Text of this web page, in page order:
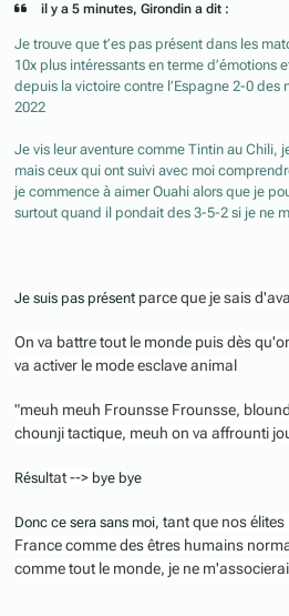
il y a 5 minutes, Girondin a dit :
Je trouve que t’es pas présent dans les
10x plus intéressants en terme d’émotions
depuis la victoire contre l’Espagne 2-0 des
2022
Je vis leur aventure comme Tintin au Chili,
mais ceux qui ont suivi avec moi
je commence à aimer Ouahi alors que je
surtout quand il pondait des 3-5-2 si je ne
Je suis pas présent parce que je sais
On va battre tout le monde puis dès
va activer le mode esclave animal
"meuh meuh Frounsse Frounsse,
chounji tactique, meuh on va affrounti
Résultat --> bye bye
Donc ce sera sans moi, tant que nos
France comme des êtres humains
comme tout le monde, je ne